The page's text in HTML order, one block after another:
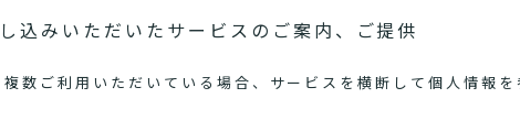
込みいただいたサービスのご案内、ご提供
数ご利用いただいている場合、サービスを横断して個人情報